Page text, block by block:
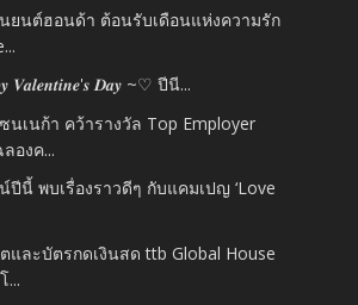
ยนต์ฮอนด้า ต้อนรับเดือนแห่งความรัก
𝑽𝒂𝒍𝒆𝒏𝒕𝒊𝒏𝒆'𝒔 𝑫𝒂𝒚 ~♡ ปีนี...
นเนก้า คว้ารางวัล Top Employer
องค...
ปีนี้ พบเรื่องราวดีๆ กับแคมเปญ ‘Love
และบัตรกดเงินสด ttb Global House
...